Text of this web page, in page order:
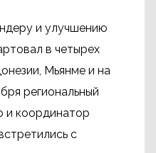
и улучшению
в четырех
Мьянме и на
региональный
и координатор
с